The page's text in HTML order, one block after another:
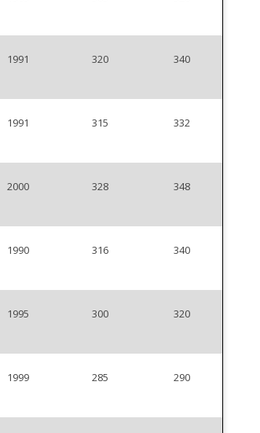
1991 320 340
1991 315 332
2000 328 348
1990 316 340
1995 300 320
1999 285 290